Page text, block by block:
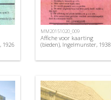
1926
MM20151020_009
Affiche voor kaarting
(bieden), Ingelmunster, 1938